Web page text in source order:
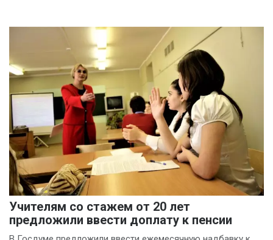
Учителям со стажем от 20 лет
предложили ввести доплату к пенсии